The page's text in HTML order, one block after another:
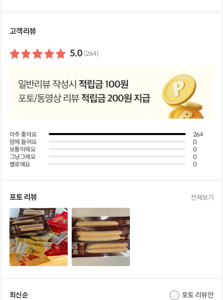
고객리뷰
5.0 (264)
아주 좋아요
264
맘에 들어요
0
보통이에요
0
그냥그래요
0
별로예요
0
포토 리뷰 전체보기
최신순 포토 리뷰만